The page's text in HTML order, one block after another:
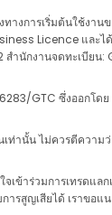
างการเริ่มต้นใช้งา
Licence และ
ำนักงานจดทะเบียน:
GTC ซึ่งออกโ
ท่านั้น ไม่ควรตีควา
ข้าร่วมการเทรดแลก
รสูญเสียได้ เราขอแ